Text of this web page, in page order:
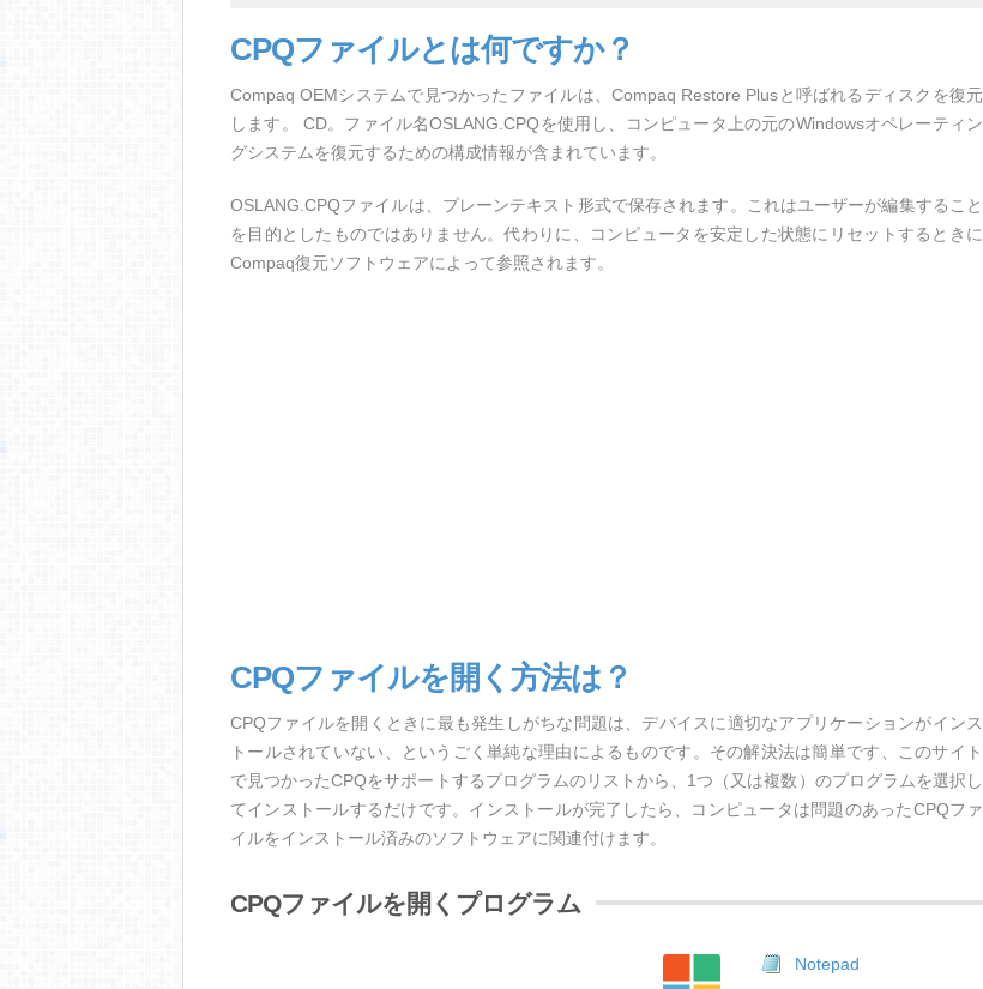
CPQファイルとは何ですか？
Compaq OEMシステムで見つかったファイルは、Compaq Restore Plusと呼ばれるディスクを復元
します。 CD。ファイル名OSLANG.CPQを使用し、コンピュータ上の元のWindowsオペレーティン
グシステムを復元するための構成情報が含まれています。
OSLANG.CPQファイルは、プレーンテキスト形式で保存されます。これはユーザーが編集すること
を目的としたものではありません。代わりに、コンピュータを安定した状態にリセットするときに
Compaq復元ソフトウェアによって参照されます。
CPQファイルを開く方法は？
CPQファイルを開くときに最も発生しがちな問題は、デバイスに適切なアプリケーションがインス
トールされていない、というごく単純な理由によるものです。その解決法は簡単です、このサイト
で見つかったCPQをサポートするプログラムのリストから、1つ（又は複数）のプログラムを選択し
てインストールするだけです。インストールが完了したら、コンピュータは問題のあったCPQファ
イルをインストール済みのソフトウェアに関連付けます。
CPQファイルを開くプログラム
Notepad